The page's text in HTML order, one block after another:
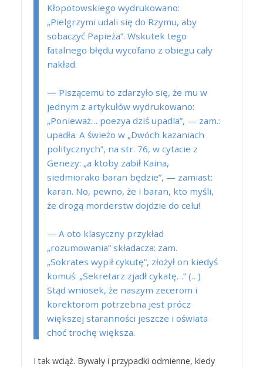
Kłopotowskiego wydrukowano:
„Pielgrzymi udali się do Rzymu, aby
sobaczyć Papieża”. Wskutek tego
fatalnego błędu wycofano z obiegu cały
nakład.
— Piszącemu to zdarzyło się, że mu w
jednym z artykułów wydrukowano:
„Ponieważ… poezya dziś upadla”, — zam.:
upadła. A świeżo w „Dwóch kazaniach
politycznych”, na str. 76, w cytacie z
Genezy: „a ktoby zabił Kaina,
siedmiorako baran będzie”, — zamiast:
karan. No, pewno, że i baran, kto myśli,
że drogą morderstw dojdzie do celu!
— A oto klasyczny przykład
„rozumowania” składacza: zam.
„Sokrates wypił cykutę”, złożył on kiedyś
komuś: „Sekretarz zjadł cykatę…” (…)
Stąd wniosek, że naszym zecerom i
korektorom potrzebna jest prócz
większej staranności jeszcze i oświata
choć trochę większa.
I tak wciąż. Bywały i przypadki odmienne, kiedy